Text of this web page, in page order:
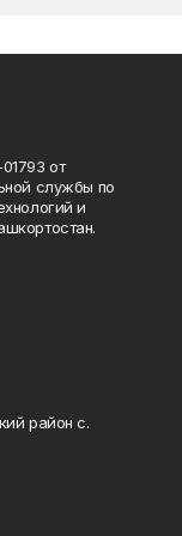
от
службы по
и
район с.